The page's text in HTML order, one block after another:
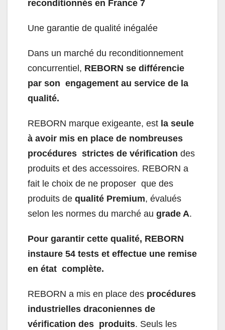
reconditionnés en France 7
Une garantie de qualité inégalée
Dans un marché du reconditionnement
concurrentiel, REBORN se différencie
par son engagement au service de la
qualité.
REBORN marque exigeante, est la seule
à avoir mis en place de nombreuses
procédures strictes de vérification des
produits et des accessoires. REBORN a
fait le choix de ne proposer que des
produits de qualité Premium, évalués
selon les normes du marché au grade A.
Pour garantir cette qualité, REBORN
instaure 54 tests et effectue une remise
en état complète.
REBORN a mis en place des procédures
industrielles draconiennes de
vérification des produits. Seuls les